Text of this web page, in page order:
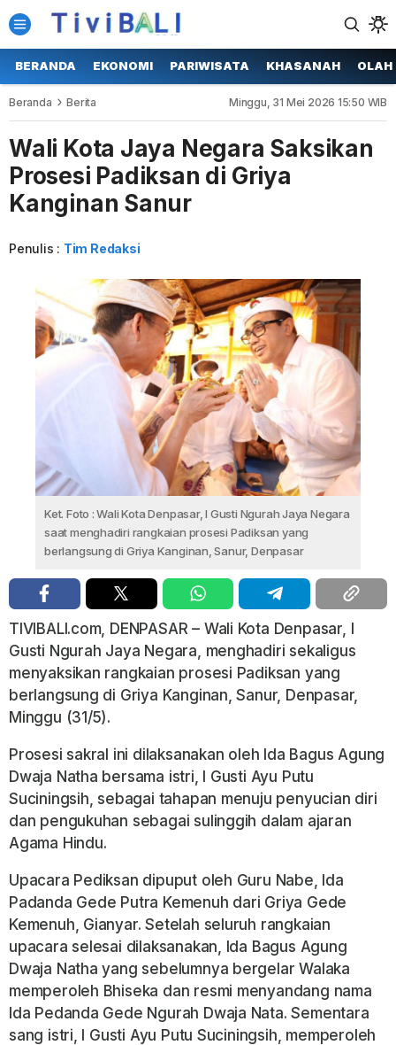
BERANDA EKONOMI PARIWISATA KHASANAH OLAH
Beranda Berita Minggu, 31 Mei 2026 15:50 WIB
Wali Kota Jaya Negara Saksikan
Prosesi Padiksan di Griya
Kanginan Sanur
Penulis : Tim Redaksi
Ket. Foto : Wali Kota Denpasar, I Gusti Ngurah Jaya Negara
saat menghadiri rangkaian prosesi Padiksan yang
berlangsung di Griya Kanginan, Sanur, Denpasar
TIVIBALI.com, DENPASAR – Wali Kota Denpasar, I
Gusti Ngurah Jaya Negara, menghadiri sekaligus
menyaksikan rangkaian prosesi Padiksan yang
berlangsung di Griya Kanginan, Sanur, Denpasar,
Minggu (31/5).
Prosesi sakral ini dilaksanakan oleh Ida Bagus Agung
Dwaja Natha bersama istri, I Gusti Ayu Putu
Suciningsih, sebagai tahapan menuju penyucian diri
dan pengukuhan sebagai sulinggih dalam ajaran
Agama Hindu.
Upacara Pediksan dipuput oleh Guru Nabe, Ida
Padanda Gede Putra Kemenuh dari Griya Gede
Kemenuh, Gianyar. Setelah seluruh rangkaian
upacara selesai dilaksanakan, Ida Bagus Agung
Dwaja Natha yang sebelumnya bergelar Walaka
memperoleh Bhiseka dan resmi menyandang nama
Ida Pedanda Gede Ngurah Dwaja Nata. Sementara
sang istri, I Gusti Ayu Putu Suciningsih, memperoleh